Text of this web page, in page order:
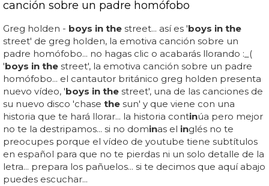
canción sobre un padre homófobo
Greg holden - boys in the street... así es 'boys in the
street' de greg holden, la emotiva canción sobre un
padre homófobo... no hagas clic o acabarás llorando :_(
'boys in the street', la emotiva canción sobre un padre
homófobo... el cantautor británico greg holden presenta
nuevo vídeo, 'boys in the street', una de las canciones de
su nuevo disco 'chase the sun' y que viene con una
historia que te hará llorar... la historia continúa pero mejor
no te la destripamos... si no dominas el inglés no te
preocupes porque el vídeo de youtube tiene subtítulos
en español para que no te pierdas ni un solo detalle de la
letra... prepara los pañuelos... si te decimos que aquí abajo
puedes escuchar...